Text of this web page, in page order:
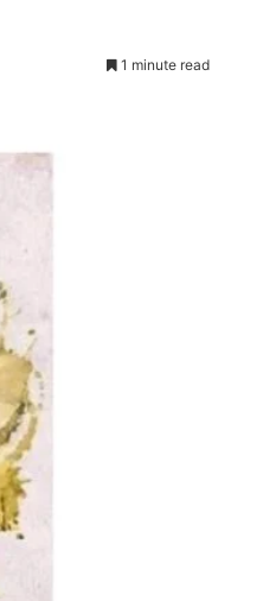
1 minute read